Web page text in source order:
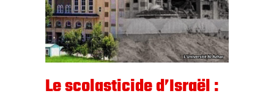
Le scolasticide d’Israël :